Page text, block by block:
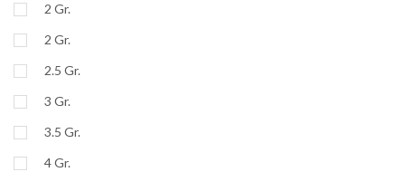
2 Gr.
2 Gr.
2.5 Gr.
3 Gr.
3.5 Gr.
4 Gr.